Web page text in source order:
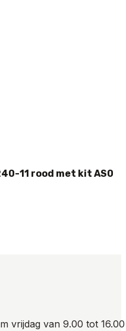
11 rood met kit AS0
vrijdag van 9.00 tot